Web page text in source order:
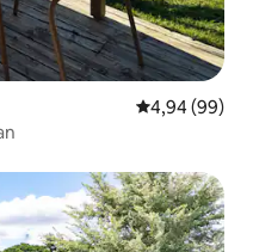
4,94 de uma
4,94 (99)
hóspedes